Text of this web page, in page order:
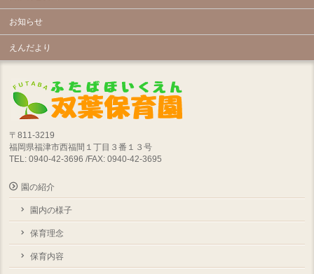
お知らせ
えんだより
〒811-3219
福岡県福津市西福間１丁目３番１３号
TEL: 0940-42-3696 /FAX: 0940-42-3695
園の紹介
園内の様子
保育理念
保育内容